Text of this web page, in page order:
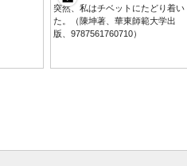
突然、私はチベットにたどり着い
た。（陳坤著、華東師範大学出
版、9787561760710）